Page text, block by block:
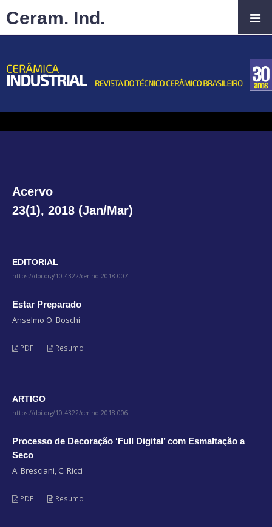
Acervo
23(1), 2018 (Jan/Mar)
EDITORIAL
https://doi.org/10.4322/cerind.2018.007
Estar Preparado
Anselmo O. Boschi
PDF Resumo
ARTIGO
https://doi.org/10.4322/cerind.2018.006
Processo de Decoração ‘Full Digital’ com Esmaltação a
Seco
A. Bresciani, C. Ricci
PDF Resumo
Ceram. Ind.